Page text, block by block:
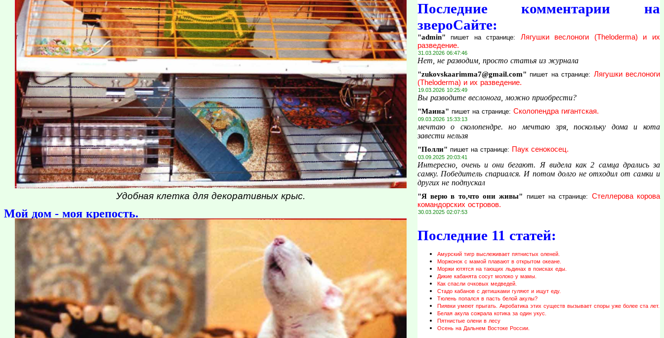
Удобная клетка для декоративных крыс.
Мой дом - моя крепость.
Последние комментарии на
звероСайте:
"admin" пишет на странице: Лягушки веслоноги (Theloderma) и их
разведение.
31.03.2026 06:47:46
Нет, не разводим, просто статья из журнала
"zukovskaarimma7@gmail.com" пишет на странице: Лягушки веслоноги
(Theloderma) и их разведение.
19.03.2026 10:25:49
Вы разводите веслонога, можно приобрести?
"Маина" пишет на странице: Сколопендра гигантская.
09.03.2026 15:33:13
мечтаю о сколопендре. но мечтаю зря, поскольку дома и кота
завести нельзя
"Полли" пишет на странице: Паук сенокосец.
03.09.2025 20:03:41
Интересно, очень и они бегают. Я видела как 2 самца дрались за
самку. Победитель спариался. И потом долго не отходил от самки и
других не подпускал
"Я верю в то,что они живы" пишет на странице: Стеллерова корова
командорских островов.
30.03.2025 02:07:53
Последние 11 статей:
Амурский тигр выслеживает пятнистых оленей.
Моржонок с мамой плавают в открытом океане.
Моржи ютятся на тающих льдинах в поисках еды.
Дикие кабанята сосут молоко у мамы.
Как спасли очковых медведей.
Стадо кабанов с детишками гуляют и ищут еду.
Тюлень попался в пасть белой акулы?
Пиявки умеют прыгать. Акробатика этих существ вызывает споры уже более ста лет.
Белая акула сожрала котика за один укус.
Пятнистые олени в лесу
Осень на Дальнем Востоке России.